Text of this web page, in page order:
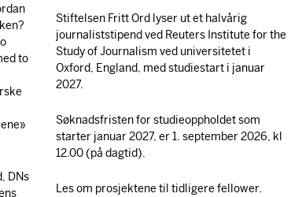
to
DNs
Stiftelsen Fritt Ord lyser ut et halvårig
journaliststipend ved Reuters Institute for the
Study of Journalism ved universitetet i
Oxford, England, med studiestart i januar
2027.
Søknadsfristen for studieoppholdet som
starter januar 2027, er 1. september 2026, kl
12.00 (på dagtid).
Les om prosjektene til tidligere fellower.